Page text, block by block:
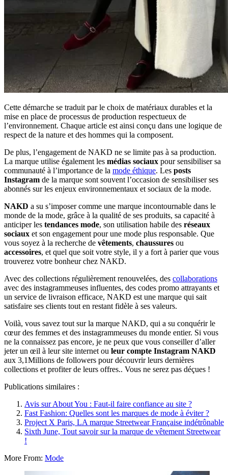
Cette démarche se traduit par le choix de matériaux durables et la
mise en place de processus de production respectueux de
l’environnement. Chaque article est ainsi conçu dans une logique de
respect de la nature et des hommes qui la composent.
De plus, l’engagement de NAKD ne se limite pas à sa production.
La marque utilise également les médias sociaux pour sensibiliser sa
communauté à l’importance de la mode éthique. Les posts
Instagram de la marque sont souvent l’occasion de sensibiliser ses
abonnés sur les enjeux environnementaux et sociaux de la mode.
NAKD a su s’imposer comme une marque incontournable dans le
monde de la mode, grâce à la qualité de ses produits, sa capacité à
anticiper les tendances mode, son utilisation habile des réseaux
sociaux et son engagement pour une mode plus responsable. Que
vous soyez à la recherche de vêtements, chaussures ou
accessoires, et quel que soit votre style, il y a fort à parier que vous
trouverez votre bonheur chez NAKD.
Avec des collections régulièrement renouvelées, des collaborations
avec des instagrammeuses influentes, des codes promo attrayants et
un service de livraison efficace, NAKD est une marque qui sait
satisfaire ses clients tout en restant fidèle à ses valeurs.
Voilà, vous savez tout sur la marque NAKD, qui a su conquérir le
cœur des femmes et des instagrammeuses du monde entier. Si vous
ne la connaissez pas encore, je ne peux que vous conseiller d’aller
jeter un œil à leur site internet ou leur compte Instagram NAKD
aux 3,1Millions de followers pour découvrir leurs dernières
collections et profiter de leurs offres.. Vous ne serez pas déçues !
Publications similaires :
Avis sur About You : Faut-il faire confiance au site ?
Fast Fashion: Quelles sont les marques de mode à éviter ?
Project X Paris, LA marque Streetwear Française indétrônable
Sixth June, Tout savoir sur la marque de vêtement Streetwear
!
More From: Mode